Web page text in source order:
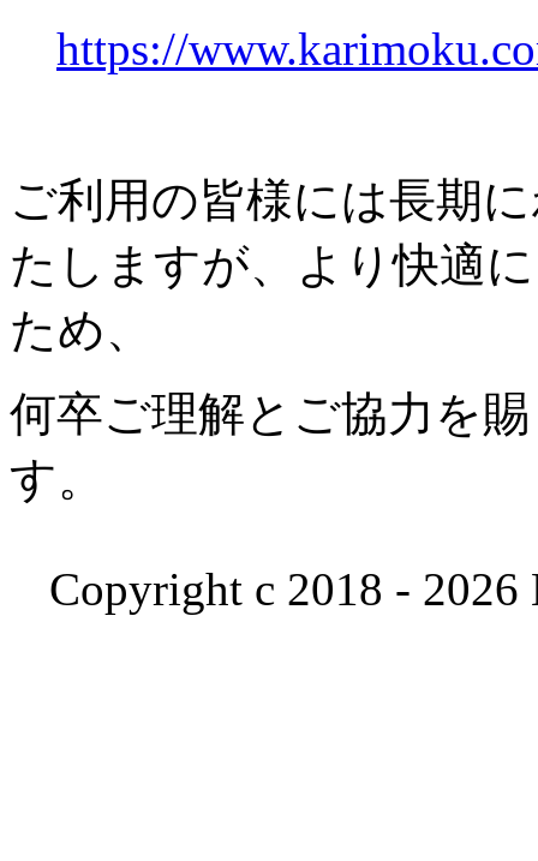
https://
ご利用の皆様には長期
たしますが、より快適
ため、
何卒ご理解とご協力を
す。
Copyright c 2018 -